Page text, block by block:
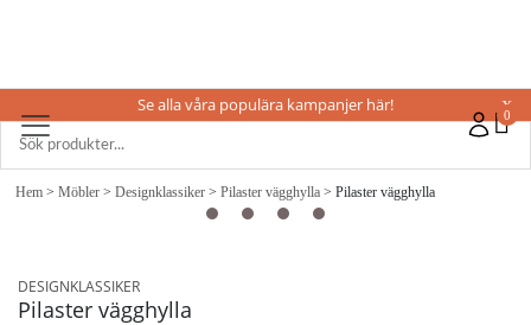
0
Se alla våra populära kampanjer här! X
Hem > Möbler > Designklassiker > Pilaster vägghylla > Pilaster vägghylla
DESIGNKLASSIKER
Pilaster vägghylla